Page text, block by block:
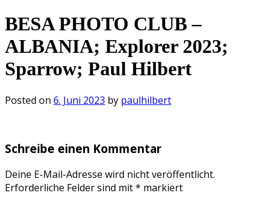
BESA PHOTO CLUB –
ALBANIA; Explorer 2023;
Sparrow; Paul Hilbert
Posted on 6. Juni 2023 by paulhilbert
Schreibe einen Kommentar
Deine E-Mail-Adresse wird nicht veröffentlicht.
Erforderliche Felder sind mit* markiert